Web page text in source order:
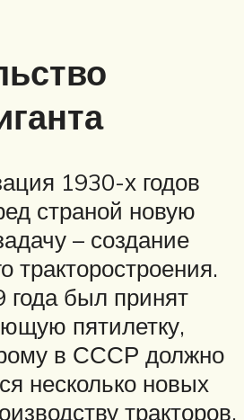
1930-х годов
страной новую
– создание
тракторостроения.
года был принят
пятилетку,
в СССР должно
несколько новых
тракторов.